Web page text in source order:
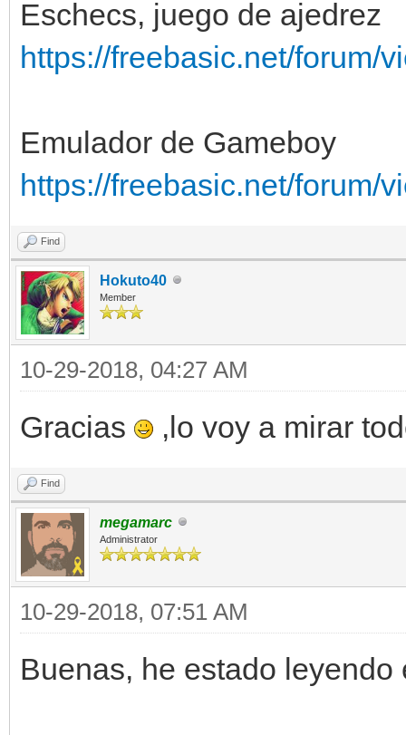
Eschecs, juego de ajedrez
https://freebasic.net/forum/
Emulador de Gameboy
https://freebasic.net/forum/
Find
Hokuto40
Member
10-29-2018, 04:27 AM
Gracias ,lo voy a mirar
Find
megamarc
Administrator
10-29-2018, 07:51 AM
Buenas, he estado